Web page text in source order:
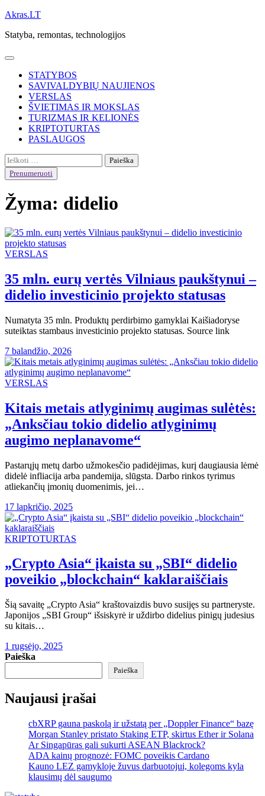
Skip
content
Akras.LT
Statyba, remontas, technologijos
STATYBOS
SAVIVALDYBIŲ NAUJIENOS
VERSLAS
ŠVIETIMAS IR MOKSLAS
TURIZMAS IR KELIONĖS
KRIPTOTURTAS
PASLAUGOS
Ieškoti:
Prenumeruoti
Žyma: didelio
VERSLAS
35 mln. eurų vertės Vilniaus paukštynui –
didelio investicinio projekto statusas
Numatyta 35 mln. Produktų perdirbimo gamyklai Kaišiadoryse
suteiktas stambaus investicinio projekto statusas. Source link
7 balandžio, 2026
VERSLAS
Kitais metais atlyginimų augimas sulėtės:
„Anksčiau tokio didelio atlyginimų
augimo neplanavome“
Pastarųjų metų darbo užmokesčio padidėjimas, kurį daugiausia lėmė
didelė infliacija arba pandemija, slūgsta. Darbo rinkos tyrimus
atliekančių įmonių duomenimis, jei…
17 lapkričio, 2025
KRIPTOTURTAS
„Crypto Asia“ įkaista su „SBI“ didelio
poveikio „blockchain“ kaklaraiščiais
Šią savaitę „Crypto Asia“ kraštovaizdis buvo susijęs su partneryste.
Japonijos „SBI Group“ išsiskyrė ir uždirbo didelius pinigų judesius
su kitais…
1 rugsėjo, 2025
Paieška
Paieška
Naujausi įrašai
cbXRP gauna paskolą ir užstatą per „Doppler Finance“ bazę
Morgan Stanley pristato Staking ETP, skirtus Ether ir Solana
Ar Singapūras gali sukurti ASEAN Blackrock?
ADA kainų prognozė: FOMC poveikis Cardano
Kauno LEZ gamykloje žuvus darbuotojui, kolegoms kyla
klausimų dėl saugumo